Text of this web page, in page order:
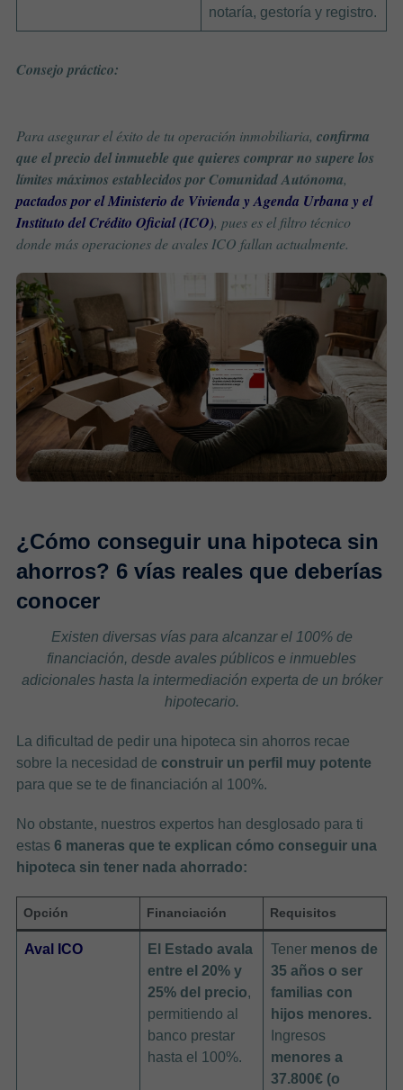
notaría, gestoría y registro.
Consejo práctico:
Para asegurar el éxito de tu operación inmobiliaria, confirma
que el precio del inmueble que quieres comprar no supere los
límites máximos establecidos por Comunidad Autónoma,
pactados por el Ministerio de Vivienda y Agenda Urbana y el
Instituto del Crédito Oficial (ICO), pues es el filtro técnico
donde más operaciones de avales ICO fallan actualmente.
¿Cómo conseguir una hipoteca sin
ahorros? 6 vías reales que deberías
conocer
Existen diversas vías para alcanzar el 100% de
financiación, desde avales públicos e inmuebles
adicionales hasta la intermediación experta de un bróker
hipotecario.
La dificultad de pedir una hipoteca sin ahorros recae
sobre la necesidad de construir un perfil muy potente
para que se te de financiación al 100%.
No obstante, nuestros expertos han desglosado para ti
estas 6 maneras que te explican cómo conseguir una
hipoteca sin tener nada ahorrado:
Opción Financiación Requisitos
Aval ICO
El Estado avala
entre el 20% y
25% del precio,
permitiendo al
banco prestar
hasta el 100%.
Tener menos de
35 años o ser
familias con
hijos menores.
Ingresos
menores a
37.800€ (o